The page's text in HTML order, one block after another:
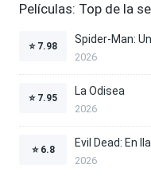
Películas: Top de la
⭐ 7.98
Spider-Man:
2026
⭐ 7.95
La Odisea
2026
⭐ 6.8
Evil Dead: En
2026